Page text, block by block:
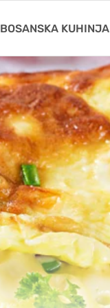
BOSANSKA KUHINJA